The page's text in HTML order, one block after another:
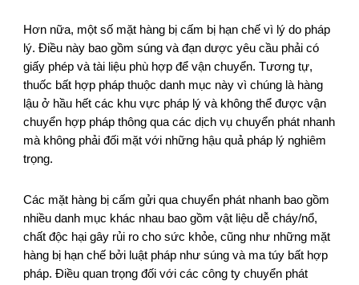
Hơn nữa, một số mặt hàng bị cấm bị hạn chế vì lý do pháp
lý. Điều này bao gồm súng và đạn dược yêu cầu phải có
giấy phép và tài liệu phù hợp để vận chuyển. Tương tự,
thuốc bất hợp pháp thuộc danh mục này vì chúng là hàng
lậu ở hầu hết các khu vực pháp lý và không thể được vận
chuyển hợp pháp thông qua các dịch vụ chuyển phát nhanh
mà không phải đối mặt với những hậu quả pháp lý nghiêm
trọng.
Các mặt hàng bị cấm gửi qua chuyển phát nhanh bao gồm
nhiều danh mục khác nhau bao gồm vật liệu dễ cháy/nổ,
chất độc hại gây rủi ro cho sức khỏe, cũng như những mặt
hàng bị hạn chế bởi luật pháp như súng và ma túy bất hợp
pháp. Điều quan trọng đối với các công ty chuyển phát